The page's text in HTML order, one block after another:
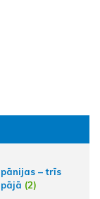
– trīs
(2)